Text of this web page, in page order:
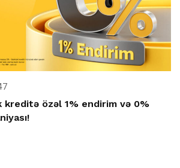
kreditə özəl 1% endirim və 0%